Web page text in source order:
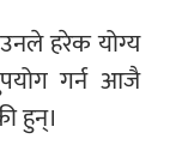
हरेक योग्य
गर्न आजै
हुन्।